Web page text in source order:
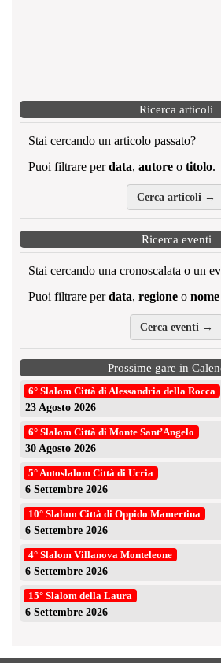
Ricerca articoli
Stai cercando un articolo passato?
Puoi filtrare perdata, autore o titolo.
Cerca articoli →
Ricerca eventi
Stai cercando una cronoscalata o un
Puoi filtrare perdata, regione o
Cerca eventi →
Prossime gare in
6° Slalom Città di Alessandria della Rocca
23 Agosto 2026
6° Slalom Città di Monte Sant’Angelo
30 Agosto 2026
5° Autoslalom Città di Ucria
6 Settembre 2026
10° Slalom Città di Oppido Mamertina
6 Settembre 2026
4° Slalom Villanova Monteleone
6 Settembre 2026
15° Slalom della Laura
6 Settembre 2026